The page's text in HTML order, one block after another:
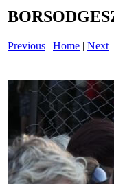
Previous | Home | Next